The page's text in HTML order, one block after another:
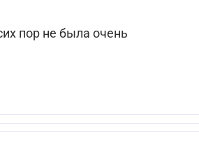
пор не была очень